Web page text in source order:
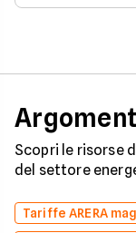
Scopri le risorse
del settore
Tariffe ARERA